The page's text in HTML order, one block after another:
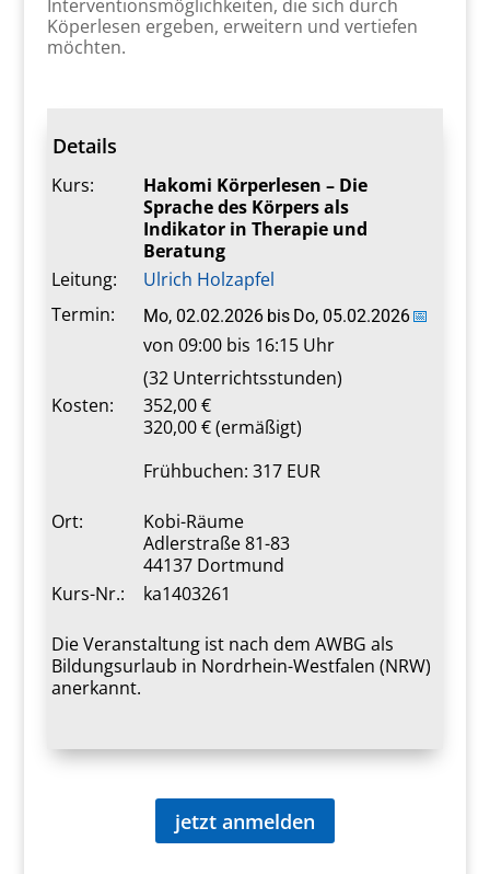
Interventionsmöglichkeiten, die sich durch
Köperlesen ergeben, erweitern und vertiefen
möchten.
Details
Kurs:
Hakomi Körperlesen – Die
Sprache des Körpers als
Indikator in Therapie und
Beratung
Leitung:
Ulrich Holzapfel
Termin:
Mo, 02.02.2026 bis Do, 05.02.2026📅
von 09:00 bis 16:15 Uhr
(32 Unterrichtsstunden)
Kosten:
352,00 €
320,00 € (ermäßigt)
Frühbuchen: 317 EUR
Ort:
Kobi-Räume
Adlerstraße 81-83
44137 Dortmund
Kurs-Nr.:
ka1403261
Die Veranstaltung ist nach dem AWBG als
Bildungsurlaub in Nordrhein-Westfalen (NRW)
anerkannt.
jetzt anmelden